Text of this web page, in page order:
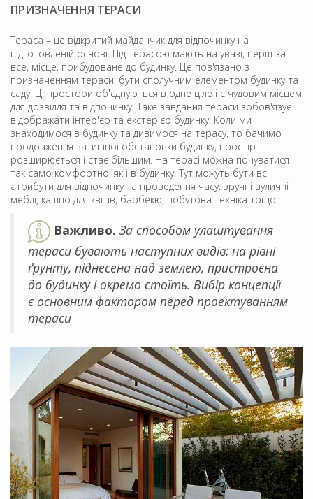
ПРИЗНАЧЕННЯ ТЕРАСИ
Тераса – це відкритий майданчик для відпочинку на
підготовленій основі. Під терасою мають на увазі, перш за
все, місце, прибудоване до будинку. Це пов'язано з
призначенням тераси, бути сполучним елементом будинку та
саду. Ці простори об'єднуються в одне ціле і є чудовим місцем
для дозвілля та відпочинку. Таке завдання тераси зобов'язує
відображати інтер'єр та екстер'єр будинку. Коли ми
знаходимося в будинку та дивимося на терасу, то бачимо
продовження затишної обстановки будинку, простір
розширюється і стає більшим. На терасі можна почуватися
так само комфортно, як і в будинку. Тут можуть бути всі
атрибути для відпочинку та проведення часу: зручні вуличні
меблі, кашпо для квітів, барбекю, побутова техніка тощо.
Важливо. За способом улаштування
тераси бувають наступних видів: на рівні
ґрунту, піднесена над землею, пристроєна
до будинку і окремо стоїть. Вибір концепції
є основним фактором перед проектуванням
тераси